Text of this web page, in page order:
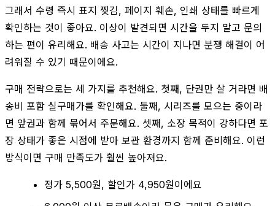
그래서 수령 즉시 표지 찢김, 페이지 훼손, 인쇄 상태를 빠르게
확인하는 것이 좋아요. 이상이 발견되면 시간을 두지 말고 문의
하는 편이 유리해요. 배송 사고는 시간이 지나면 분쟁 해결이 어
려워질 수 있기 때문이에요.
구매 전략으로는 세 가지를 추천해요. 첫째, 단권만 살 거라면 배
송비 포함 실구매가를 확인해요. 둘째, 시리즈를 모으는 중이라
면 앞권과 함께 묶어서 주문해요. 셋째, 소장 목적이 강하다면 포
장 상태가 좋은 시점에 받아 보관 환경까지 함께 준비해요. 이런
방식이면 구매 만족도가 훨씬 높아져요.
정가 5,500원, 할인가 4,950원이에요